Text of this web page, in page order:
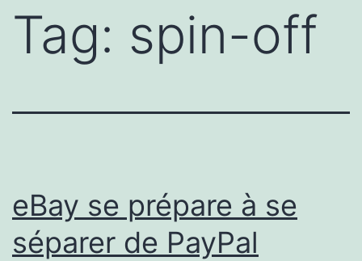
Tag: spin-off
eBay se prépare à se
séparer de PayPal